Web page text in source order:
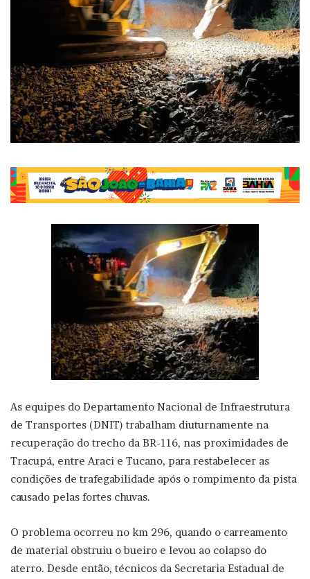
As equipes do Departamento Nacional de Infraestrutura
de Transportes (DNIT) trabalham diuturnamente na
recuperação do trecho da BR-116, nas proximidades de
Tracupá, entre Araci e Tucano, para restabelecer as
condições de trafegabilidade após o rompimento da pista
causado pelas fortes chuvas.
O problema ocorreu no km 296, quando o carreamento
de material obstruiu o bueiro e levou ao colapso do
aterro. Desde então, técnicos da Secretaria Estadual de